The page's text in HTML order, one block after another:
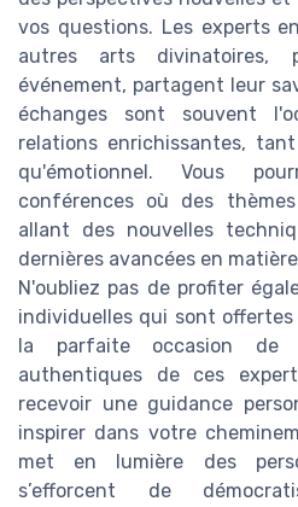
vos questions. Les experts
autres arts divinatoires,
événement, partagent leur
échanges sont souvent
relations enrichissantes,
qu'émotionnel. Vous
conférences où des
allant des nouvelles
dernières avancées en
N'oubliez pas de profiter
individuelles qui sont
la parfaite occasion de
authentiques de ces
recevoir une guidance
inspirer dans votre
met en lumière des
s’efforcent de